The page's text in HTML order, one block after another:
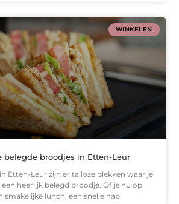
WINKELEN
belegde broodjes in Etten-Leur
Etten-Leur zijn er talloze plekken waar je
heerlijk belegd broodje. Of je nu op
smakelijke lunch, een snelle hap